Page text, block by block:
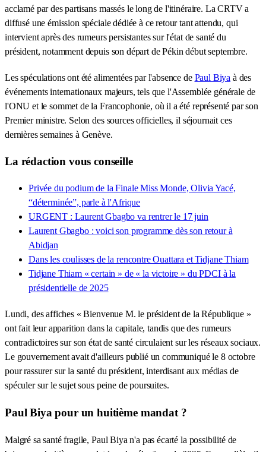
acclamé par des partisans massés le long de l'itinéraire. La CRTV a
diffusé une émission spéciale dédiée à ce retour tant attendu, qui
intervient après des rumeurs persistantes sur l'état de santé du
président, notamment depuis son départ de Pékin début septembre.
Les spéculations ont été alimentées par l'absence de Paul Biya à des
événements internationaux majeurs, tels que l'Assemblée générale de
l'ONU et le sommet de la Francophonie, où il a été représenté par son
Premier ministre. Selon des sources officielles, il séjournait ces
dernières semaines à Genève.
La rédaction vous conseille
Privée du podium de la Finale Miss Monde, Olivia Yacé,
“déterminée”, parle à l'Afrique
URGENT : Laurent Gbagbo va rentrer le 17 juin
Laurent Gbagbo : voici son programme dès son retour à
Abidjan
Dans les coulisses de la rencontre Ouattara et Tidjane Thiam
Tidjane Thiam « certain » de « la victoire » du PDCI à la
présidentielle de 2025
Lundi, des affiches « Bienvenue M. le président de la République »
ont fait leur apparition dans la capitale, tandis que des rumeurs
contradictoires sur son état de santé circulaient sur les réseaux sociaux.
Le gouvernement avait d'ailleurs publié un communiqué le 8 octobre
pour rassurer sur la santé du président, interdisant aux médias de
spéculer sur le sujet sous peine de poursuites.
Paul Biya pour un huitième mandat ?
Malgré sa santé fragile, Paul Biya n'a pas écarté la possibilité de